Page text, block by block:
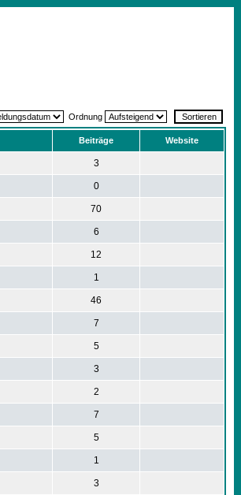
Ordnung
Beiträge Website
3
0
70
6
12
1
46
7
5
3
2
7
5
1
3